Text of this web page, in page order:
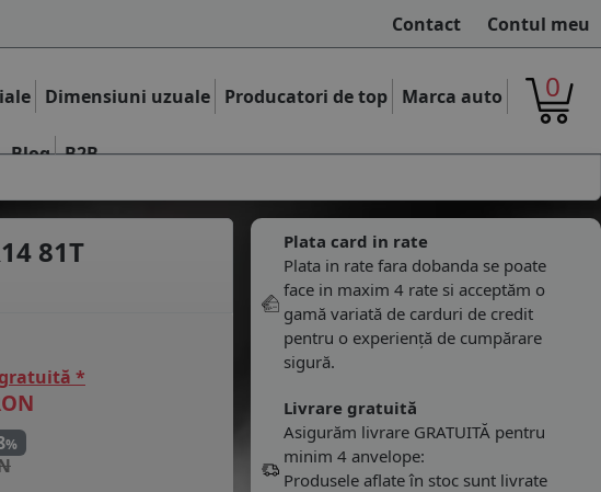
Contact Contul meu
Dimensiuni uzuale Producatori de top Marca auto
Blog B2B
0
81T
*
%
Plata card in rate
Plata in rate fara dobanda se poate
face in maxim 4 rate si acceptăm o
gamă variată de carduri de credit
pentru o experiență de cumpărare
sigură.
Livrare gratuită
Asigurăm livrare GRATUITĂ pentru
minim 4 anvelope:
Produsele aflate în stoc sunt livrate